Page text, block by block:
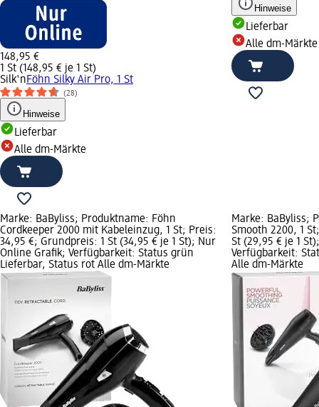
148,95 €
1 St (148,95 € je 1 St)
Silk'nFöhn Silky Air Pro, 1 St
(28)
Hinweise
Lieferbar
Alle dm-Märkte
Hinweise
Lieferbar
Alle dm-Märkte
Marke: BaByliss; Produktname: Föhn
Cordkeeper 2000 mit Kabeleinzug, 1 St; Preis:
34,95 €; Grundpreis: 1 St (34,95 € je 1 St); Nur
Online Grafik; Verfügbarkeit: Status grün
Lieferbar, Status rot Alle dm-Märkte
Marke: BaByliss;
Smooth 2200, 1
St (29,95 € je 1
Verfügbarkeit:
Alle dm-Märkte